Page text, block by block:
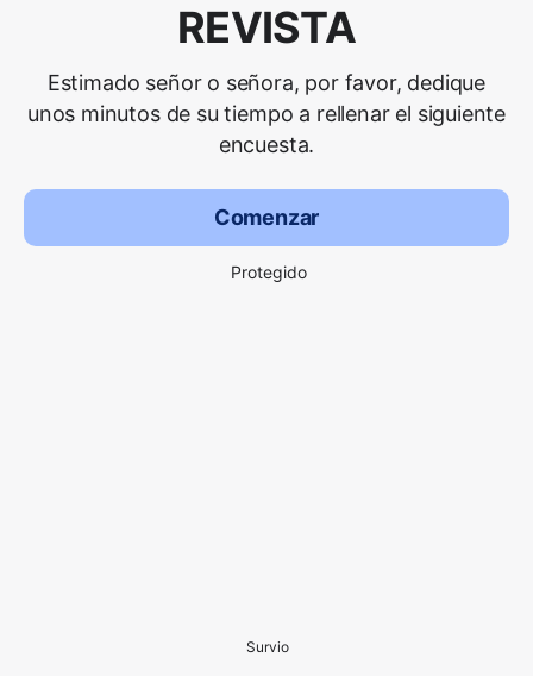
REVISTA
Estimado señor o señora, por favor, dedique
unos minutos de su tiempo a rellenar el siguiente
encuesta.
Comenzar
Protegido
Survio